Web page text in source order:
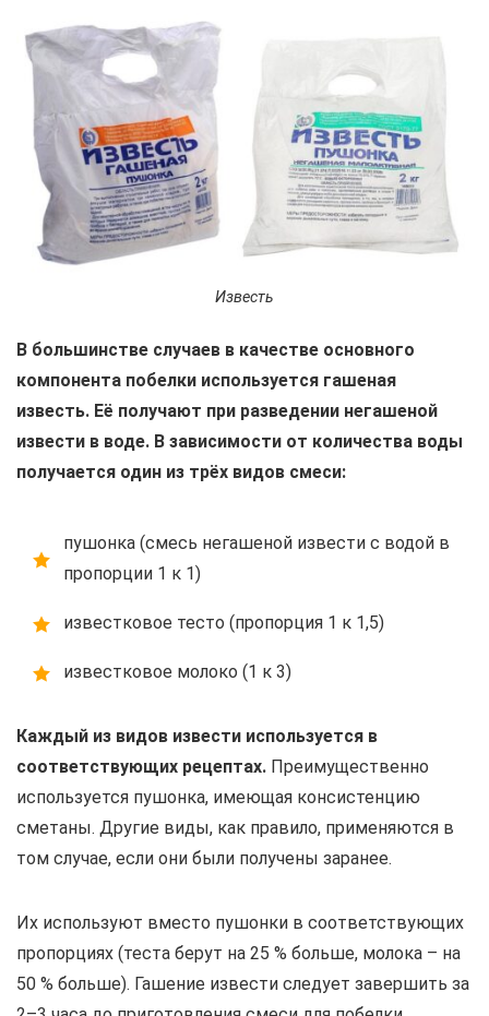
Известь
В большинстве случаев в качестве основного
компонента побелки используется гашеная
известь. Её получают при разведении негашеной
извести в воде. В зависимости от количества воды
получается один из трёх видов смеси:
пушонка (смесь негашеной извести с водой в
пропорции 1 к 1)
известковое тесто (пропорция 1 к 1,5)
известковое молоко (1 к 3)
Каждый из видов извести используется в
соответствующих рецептах. Преимущественно
используется пушонка, имеющая консистенцию
сметаны. Другие виды, как правило, применяются в
том случае, если они были получены заранее.
Их используют вместо пушонки в соответствующих
пропорциях (теста берут на 25 % больше, молока – на
50 % больше). Гашение извести следует завершить за